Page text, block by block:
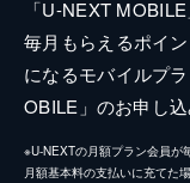
「U-NEXT
毎月もらえるポイ
になるモバイルプ
OBILE」のお申し込
※U-NEXTの月額プラン会員
月額基本料の支払いに充てた場